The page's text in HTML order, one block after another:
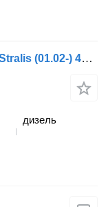
Главный тормозной кран WABCO Stralis (01.02-) 4728800500 для тягача IVECO Stralis, Trakker (2002-)
дизель